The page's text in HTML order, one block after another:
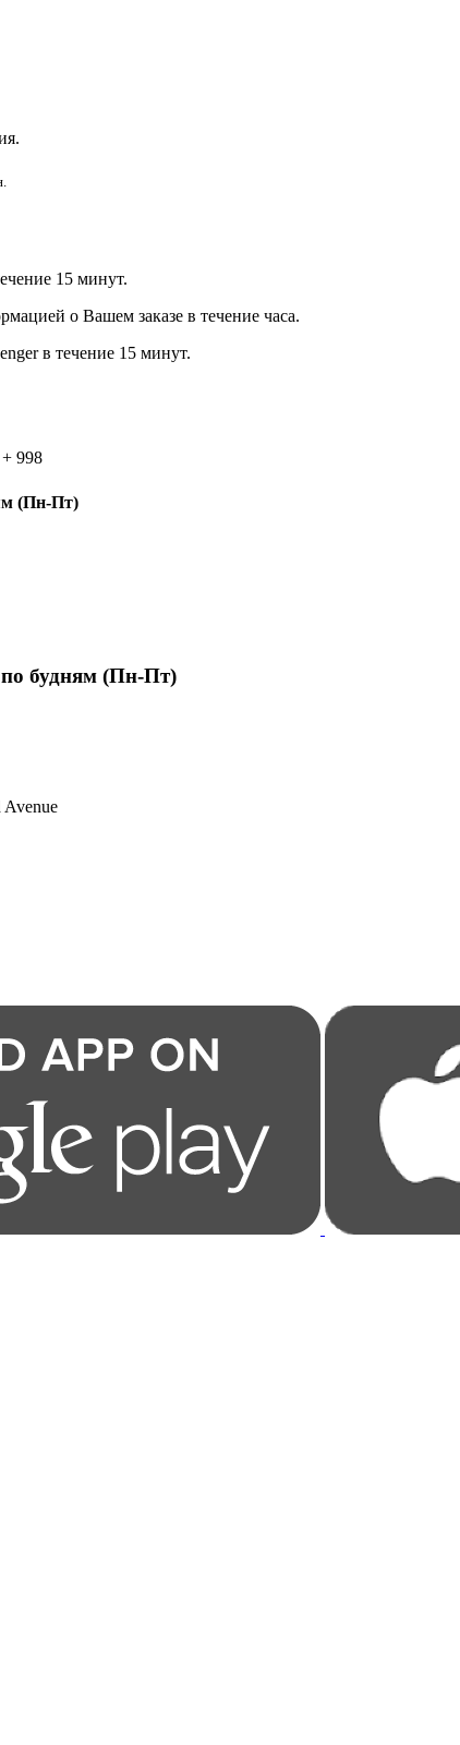
15 минут.
о Вашем заказе в течение часа.
в течение 15 минут.
+ 998
(Пн-Пт)
будням (Пн-Пт)